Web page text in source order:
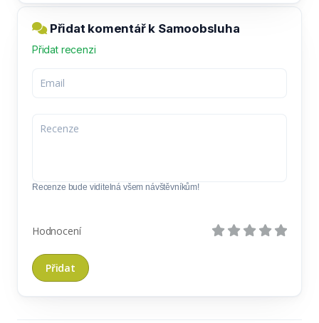
Přidat komentář k Samoobsluha
Přidat recenzi
Recenze bude viditelná všem návštěvníkům!
Hodnocení